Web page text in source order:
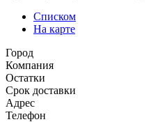
Списком
На карте
Город
Компания
Остатки
Срок доставки
Адрес
Телефон